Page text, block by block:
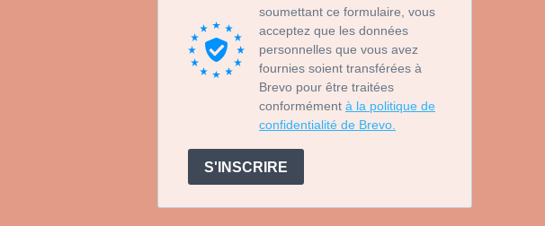
soumettant ce formulaire, vous
acceptez que les données
personnelles que vous avez
fournies soient transférées à
Brevo pour être traitées
conformément à la politique de
confidentialité de Brevo.
S'INSCRIRE